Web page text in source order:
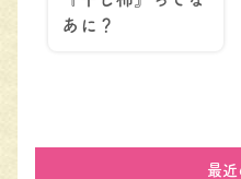
あに？
最近